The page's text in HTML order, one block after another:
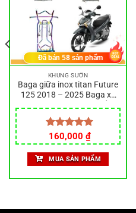
KHUNG SƯỜN
Baga giữa inox titan Future
125 2018 – 2025 Baga xe
INOX 304 Dày Dặn
Được xếp
hạng5.00
5 sao
160,000 ₫
Đã bán 58sản phẩm
MUA SẢN PHẨM